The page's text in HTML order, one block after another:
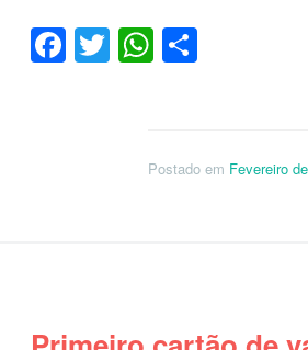
Facebook
TwitterWhatsApp
Postado em Fevereiro